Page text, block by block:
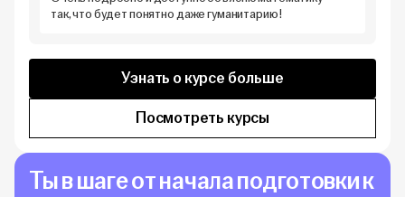
так, что будет понятно даже гуманитарию!
Узнать о курсе больше
Посмотреть курсы
Ты в шаге от начала подготовки к